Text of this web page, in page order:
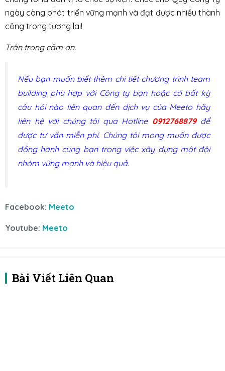
ngày càng phát triển vững mạnh và đạt được nhiều thành
công trong tương lai!
Trân trọng cảm ơn.
Nếu bạn muốn biết thêm chi tiết chương trình team
building phù hợp với Công ty bạn hoặc có bất kỳ
câu hỏi nào liên quan đến dịch vụ của Meeto hãy
liên hệ với chúng tôi qua Hotline 0912768879 để
được tư vấn miễn phí. Chúng tôi mong muốn được
đồng hành cùng bạn trong việc xây dựng một đội
nhóm vững mạnh và hiệu quả.
Facebook: Meeto
Youtube: Meeto
Bài Viết Liên Quan